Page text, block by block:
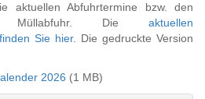
aktuellen Abfuhrtermine bzw. den
Müllabfuhr. Die aktuellen
Sie hier. Die gedruckte Version
2026 (1 MB)